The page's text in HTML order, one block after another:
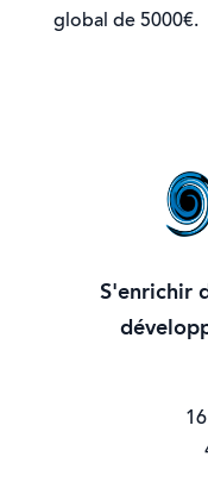
global de 5000€.
S'enrichir